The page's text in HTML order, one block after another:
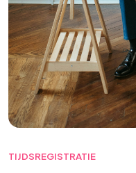
TIJDSREGISTRATIE